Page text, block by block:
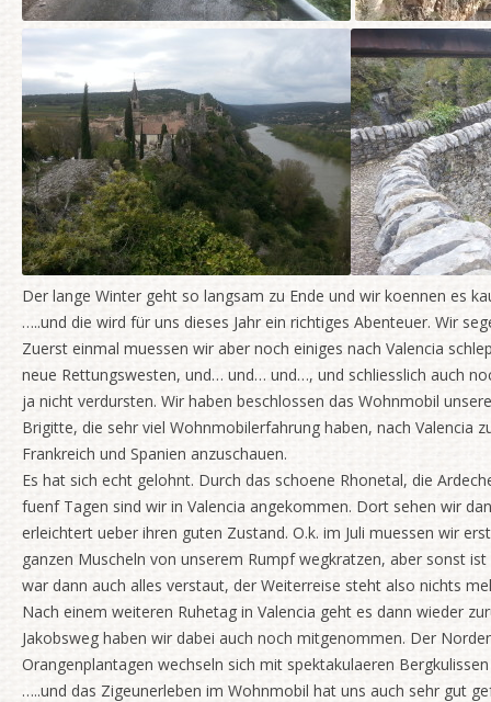
Der lange Winter geht so langsam zu Ende und wir koennen es
…..und die wird für uns dieses Jahr ein richtiges Abenteuer. Wir
Zuerst einmal muessen wir aber noch einiges nach Valencia
neue Rettungswesten, und… und… und…, und schliesslich auch
ja nicht verdursten. Wir haben beschlossen das Wohnmobil
Brigitte, die sehr viel Wohnmobilerfahrung haben, nach
Frankreich und Spanien anzuschauen.
Es hat sich echt gelohnt. Durch das schoene Rhonetal, die
fuenf Tagen sind wir in Valencia angekommen. Dort sehen wir
erleichtert ueber ihren guten Zustand. O.k. im Juli muessen wir
ganzen Muscheln von unserem Rumpf wegkratzen, aber sonst
war dann auch alles verstaut, der Weiterreise steht also nichts
Nach einem weiteren Ruhetag in Valencia geht es dann wieder
Jakobsweg haben wir dabei auch noch mitgenommen. Der
Orangenplantagen wechseln sich mit spektakulaeren
…..und das Zigeunerleben im Wohnmobil hat uns auch sehr gut